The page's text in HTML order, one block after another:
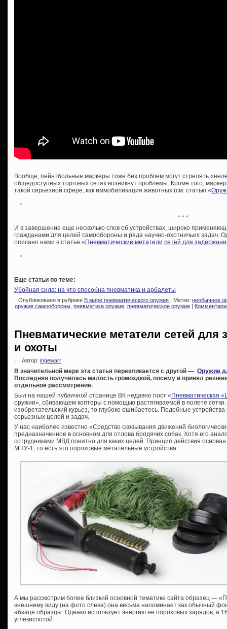
Вообще, пейнтбольные маркеры тоже без проблем могут стрелять
общедоступных торговых сетях возникнут проблемы. Кроме того,
такой серьезной сфере, как иммобилизация животных (см. статью «
* * *
И в завершение еще несколько слов об устройствах, широко
гражданами для целей самообороны и ряда научно-охотничьих задач.
описано нами в статье « Пневматические метатели сетей для
Еще статьи по теме:
Убойная сила: на что способна пневматика и арбалеты
Опубликовано в рубрике В мире пневматического оружия | Метки: необычное
оружие самообороны пневматика оружие пневматическое оружие
Пневматические метатели сетей для
и охоты
| Автор: ingewarr
В значительной мере эта статья перекликается с другой — Оружие
Последняя получилась малость громоздкой, посему и принял
отдельное рассмотрение.
Был на нашей публичной странице ВК недавно пост « Пневматическая
оружии», сбивающем коптеры с помощью растягиваемой в полете
изобретательский курьез, то глубоко ошибаетесь. Подобные
серьезных целей и задач.
У нас наиболее известно «Средство сковывания движений
предназначенное в основном для отлова бродячих собак. Хотя его
сотрудниками МВД понятно для каких целей. Принцип действия
МПУ-1, то есть это пороховые метательные устройства.
А мы рассмотрим более близкий основной тематике сайта образец —
внешнему виду (на фото слева) она весьма напоминает как обычный
абзаце образцы. Однако использует энергию не пороховых зарядов, а
углекислотой.